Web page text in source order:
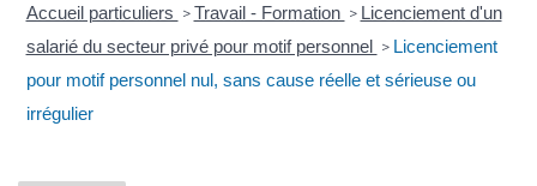
Accueil particuliers > Travail - Formation > Licenciement d'un
salarié du secteur privé pour motif personnel > Licenciement
pour motif personnel nul, sans cause réelle et sérieuse ou
irrégulier